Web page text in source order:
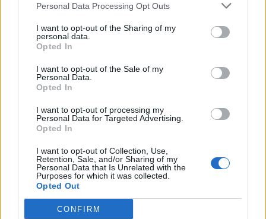
Personal Data Processing Opt Outs
I want to opt-out of the Sharing of my
personal data.
Opted In
I want to opt-out of the Sale of my
Personal Data.
Opted In
I want to opt-out of processing my
Personal Data for Targeted Advertising.
Opted In
I want to opt-out of Collection, Use,
Retention, Sale, and/or Sharing of my
Personal Data that Is Unrelated with the
Purposes for which it was collected.
Opted Out
CONFIRM
healthstories
Δείτε Ακόμη
Ωρίων – Σπάνια νοσήματα συνδέονται
με μνημεία που διαμόρφωσαν την